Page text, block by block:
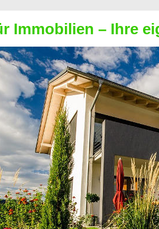
Immobilien – Ihre